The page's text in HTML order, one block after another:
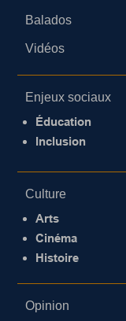
Balados
Vidéos
Enjeux sociaux
Éducation
Inclusion
Culture
Arts
Cinéma
Histoire
Opinion